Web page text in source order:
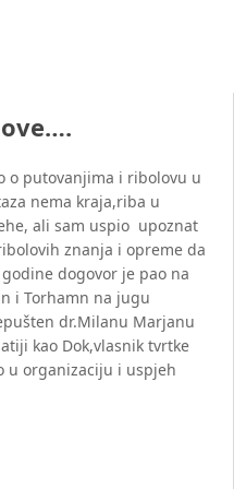
o putovanjima i ribolovu u
nema kraja,riba u
ali sam uspio upoznat
znanja i opreme da
dogovor je pao na
i Torhamn na jugu
dr.Milanu Marjanu
kao Dok,vlasnik tvrtke
u organizaciju i uspjeh